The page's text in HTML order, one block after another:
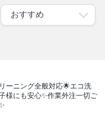
ーニング全般対応🌟エコ洗
様にも安心✨作業外注一切ご